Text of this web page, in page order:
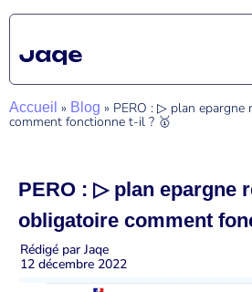
Accueil » Blog » PERO : ▷ plan epargne
comment fonctionne t-il ? 🥇
PERO : ▷ plan epargne
obligatoire comment
Rédigé parJaqe
12 décembre 2022